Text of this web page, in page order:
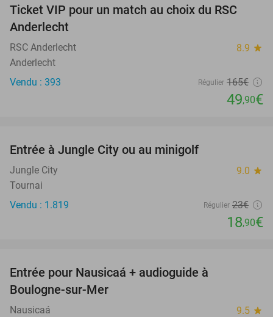
70%
Ticket VIP pour un match au choix du RSC
Anderlecht
RSC Anderlecht 8.9 star
Anderlecht
Vendu : 393
Régulier 165€
49,90€
Entrée à Jungle City ou au minigolf
Jungle City 9.0 star
Tournai
Vendu : 1.819
Régulier 23€
18,90€
Entrée pour Nausicaá + audioguide à
Boulogne-sur-Mer
Nausicaá 9.5 star